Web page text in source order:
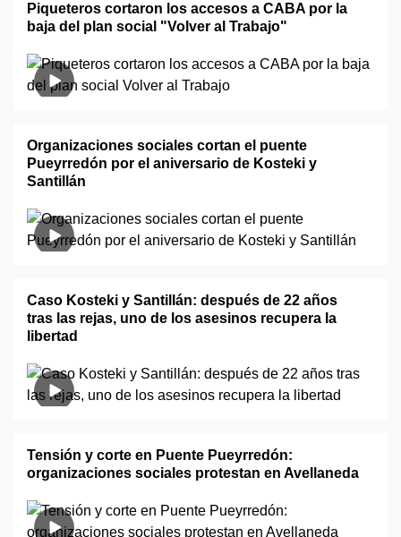
Piqueteros cortaron los accesos a CABA por la
baja del plan social "Volver al Trabajo"
Organizaciones sociales cortan el puente
Pueyrredón por el aniversario de Kosteki y
Santillán
Caso Kosteki y Santillán: después de 22 años
tras las rejas, uno de los asesinos recupera la
libertad
Tensión y corte en Puente Pueyrredón:
organizaciones sociales protestan en Avellaneda